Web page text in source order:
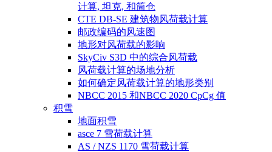
计算, 坦克, 和筒仓
CTE DB-SE 建筑物风荷载计算
邮政编码的风速图
地形对风荷载的影响
SkyCiv S3D 中的综合风荷载
风荷载计算的场地分析
如何确定风荷载计算的地形类别
NBCC 2015 和NBCC 2020 CpCg 值
积雪
地面积雪
asce 7 雪荷载计算
AS / NZS 1170 雪荷载计算